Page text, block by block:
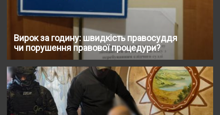
Вирок за годину: швидкість правосуддя
чи порушення правової процедури?